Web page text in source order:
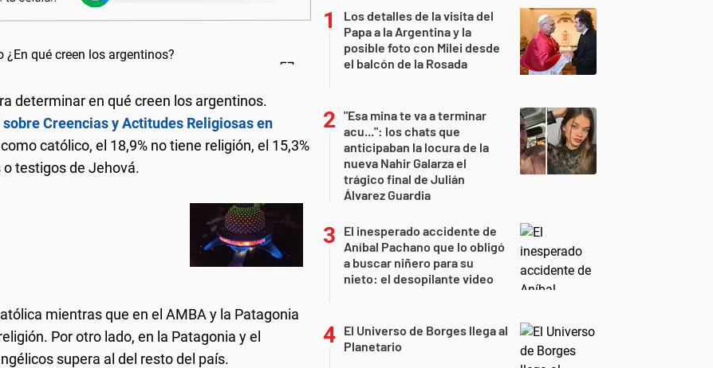
determinar en qué creen los argentinos.
Creencias y Actitudes Religiosas en
católico, el 18,9% no tiene religión, el 15,3%
o testigos de Jehová.
mientras que en el AMBA y la Patagonia
Por otro lado, en la Patagonia y el
supera al del resto del país.
Los detalles de la visita del
Papa a la Argentina y la
posible foto con Milei desde
el balcón de la Rosada
"Esa mina te va a terminar
acu...": los chats que
anticipaban la locura de la
nueva Nahir Galarza el
trágico final de Julián
Álvarez Guardia
El inesperado accidente de
Aníbal Pachano que lo obligó
a buscar niñero para su
nieto: el desopilante video
El Universo de Borges llega al
Planetario